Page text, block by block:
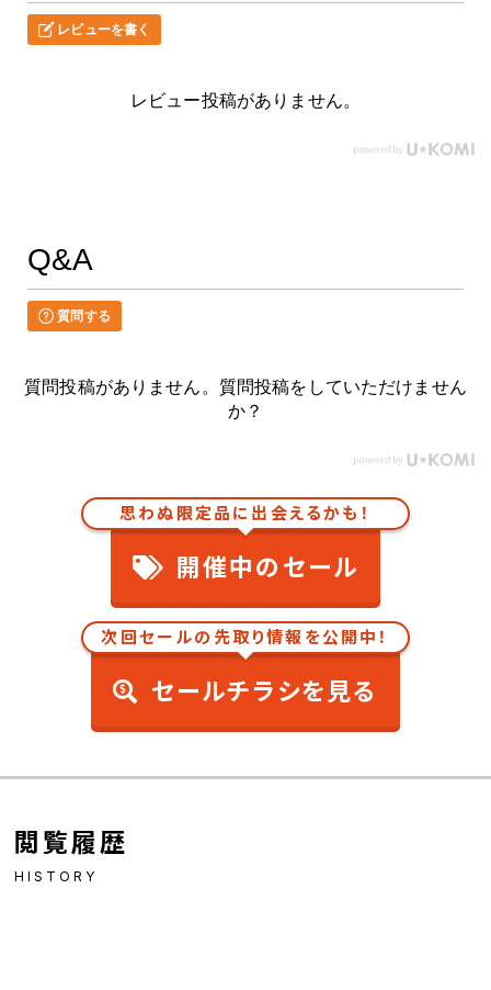
レビューを書く
レビュー投稿がありません。
Q&A
質問する
質問投稿がありません。質問投稿をしていただけません
か？
思わぬ限定品に出会えるかも！
開催中のセール
次回セールの先取り情報を公開中！
セールチラシを見る
閲覧履歴
HISTORY